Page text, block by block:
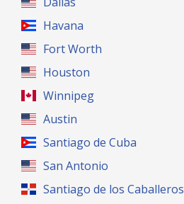
Havana
Fort Worth
Houston
Winnipeg
Austin
Santiago de Cuba
San Antonio
Santiago de los Caballeros